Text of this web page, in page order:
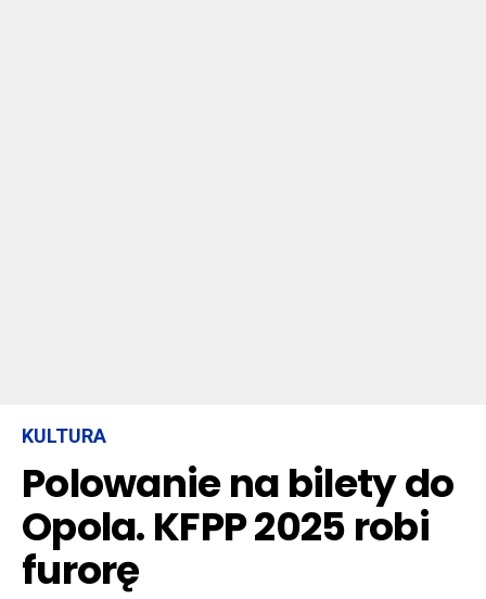
KULTURA
Polowanie na bilety do
Opola. KFPP 2025 robi
furorę